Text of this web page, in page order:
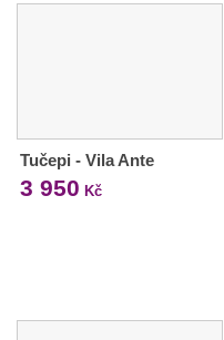
Tučepi - Vila Ante
3 950 Kč